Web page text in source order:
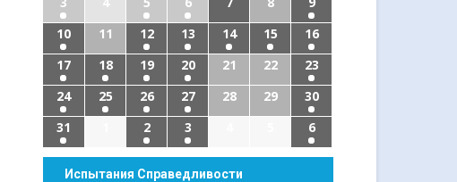
10
11 12 13 14 15
16
17
18 19 20 21 22
23
24
25 26 27 28 29
30
31
2 3 6
Испытания Справедливости